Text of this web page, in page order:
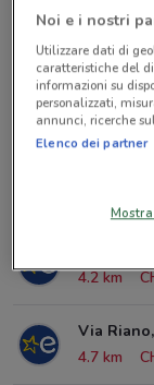
Viale
Viale
2.1 km
4.2 km
Via
4.7 km
Noi e i nostri
Utilizzare dati di
caratteristiche del
informazioni su
personalizzati,
annunci, ricerche
Elenco dei partner